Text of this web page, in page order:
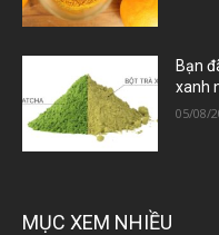
Bạn
xanh
05/08/
MỤC XEM NHIỀU